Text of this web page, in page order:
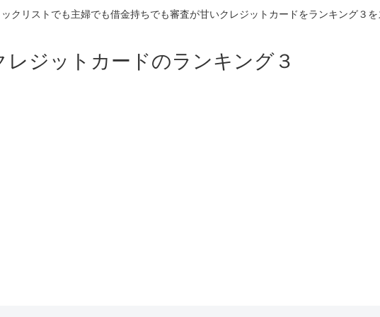
クリストでも主婦でも借金持ちでも審査が甘いクレジットカードをランキング３を
レジットカードのランキング３